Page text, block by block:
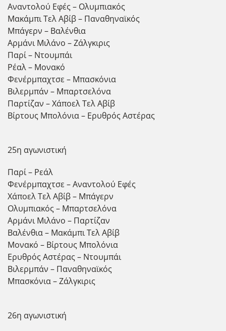
Αναντολού Εφές – Ολυμπιακός
Μακάμπι Τελ Αβίβ – Παναθηναϊκός
Μπάγερν – Βαλένθια
Αρμάνι Μιλάνο – Ζάλγκιρις
Παρί – Ντουμπάι
Ρέαλ – Μονακό
Φενέρμπαχτσε – Μπασκόνια
Βιλερμπάν – Μπαρτσελόνα
Παρτίζαν – Χάποελ Τελ Αβίβ
Βίρτους Μπολόνια – Ερυθρός Αστέρας
25η αγωνιστική
Παρί – Ρεάλ
Φενέρμπαχτσε – Αναντολού Εφές
Χάποελ Τελ Αβίβ – Μπάγερν
Ολυμπιακός – Μπαρτσελόνα
Αρμάνι Μιλάνο – Παρτίζαν
Βαλένθια – Μακάμπι Τελ Αβίβ
Μονακό – Βίρτους Μπολόνια
Ερυθρός Αστέρας – Ντουμπάι
Βιλερμπάν – Παναθηναϊκός
Μπασκόνια – Ζάλγκιρις
26η αγωνιστική